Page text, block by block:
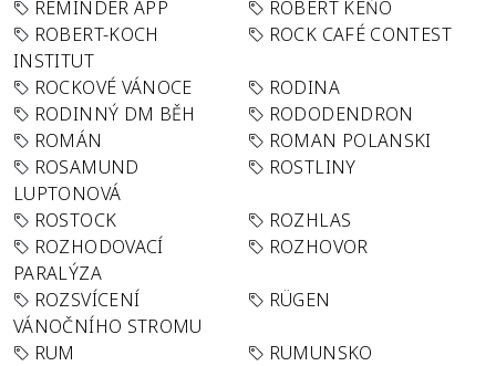
REMINDER APP
ROBERT KEŇO
ROBERT-KOCH
INSTITUT
ROCK CAFÉ CONTEST
ROCKOVÉ VÁNOCE
RODINA
RODINNÝ DM BĚH
RODODENDRON
ROMÁN
ROMAN POLANSKI
ROSAMUND
LUPTONOVÁ
ROSTLINY
ROSTOCK
ROZHLAS
ROZHODOVACÍ
PARALÝZA
ROZHOVOR
ROZSVÍCENÍ
VÁNOČNÍHO STROMU
RÜGEN
RUM
RUMUNSKO